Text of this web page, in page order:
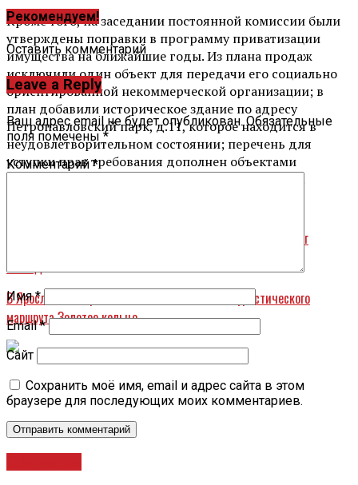
Кроме того, на заседании постоянной комиссии были
утверждены поправки в программу приватизации
имущества на ближайшие годы. Из плана продаж
исключили один объект для передачи его социально
ориентированной некоммерческой организации; в
план добавили историческое здание по адресу
Петропавловский парк, д.11, которое находится в
неудовлетворительном состоянии; перечень для
уступки прав требования дополнен объектами
В Ярославском зоопарке появился малыш кенгуру — Яррег
Назад
В Ярославле откроют памятник основателю туристического
маршрута Золотое кольцо
Рекомендуем!
Оставить комментарий
Leave a Reply
Ваш адрес email не будет опубликован. Обязательные
поля помечены *
Комментарий*
Имя*
Email*
Сайт
Сохранить моё имя, email и адрес сайта в этом
браузере для последующих моих комментариев.